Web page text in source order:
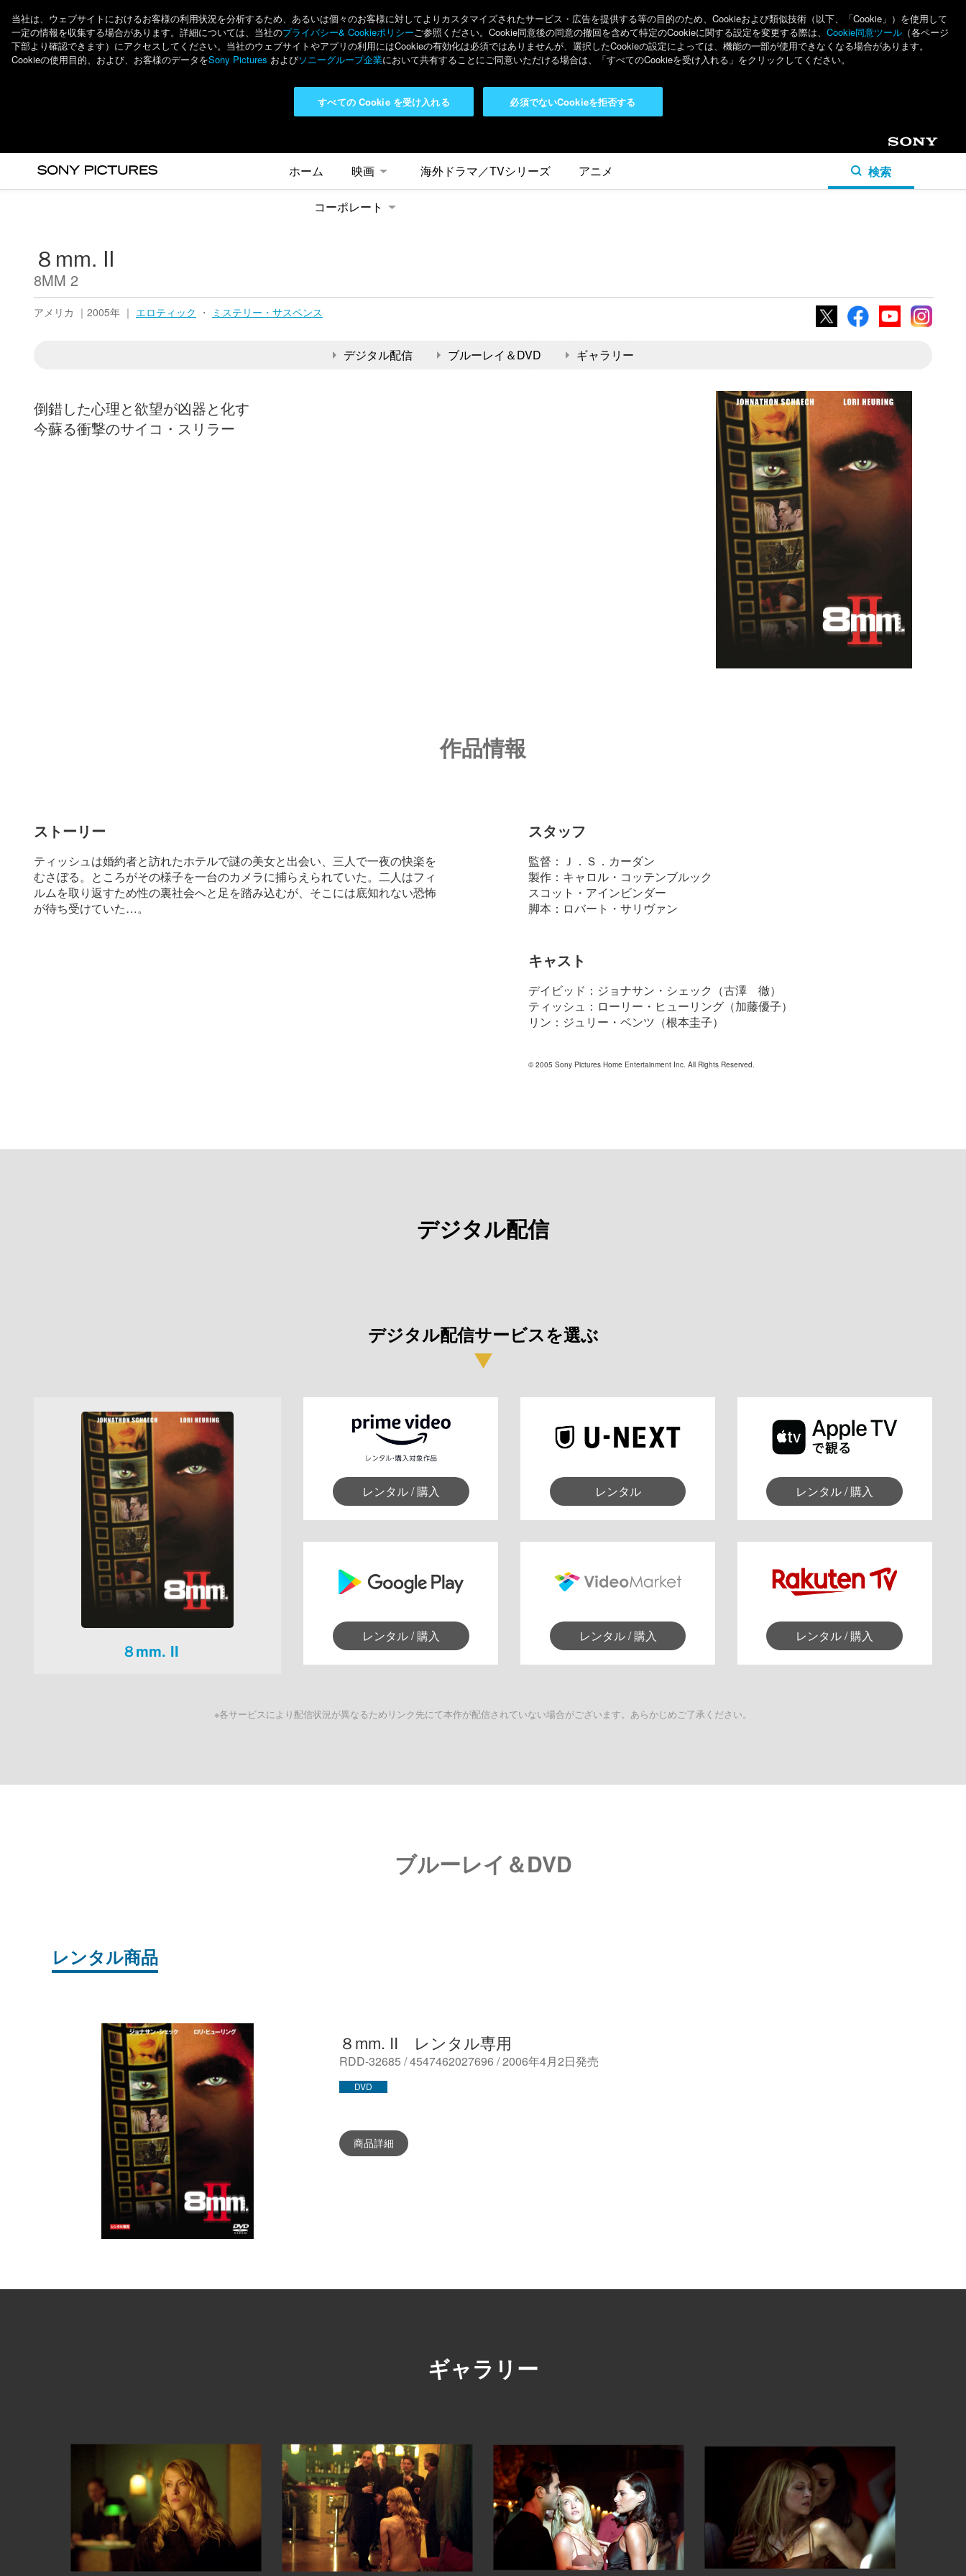
当社は、ウェブサイトにおけるお客様の利用状況を分析するため、あるいは個々のお客様に対してよりカスタマイズされたサービス・広告を提供する等の目的のため、Cookieおよび類似技術（以下、「Cookie」）を使用して
一定の情報を収集する場合があります。詳細については、当社のプライバシー& Cookieポリシーご参照ください。Cookie同意後の同意の撤回を含めて特定のCookieに関する設定を変更する際は、 Cookie同意ツール （各ページ
下部より確認できます）にアクセスしてください。当社のウェブサイトやアプリの利用にはCookieの有効化は必須ではありませんが、選択したCookieの設定によっては、機能の一部が使用できなくなる場合があります。
Cookieの使用目的、および、お客様のデータをSony Pictures およびソニーグループ企業において共有することにご同意いただける場合は、「すべてのCookieを受け入れる」をクリックしてください。
必須でないCookieを拒否する
すべての Cookie を受け入れる
Sony
ホーム
映画 海外ドラマ／TVシリーズ アニメ
コーポレート
検索
８mm. II
8MM 2
アメリカ ｜2005年 ｜ エロティック ・ ミステリー・サスペンス
X FacebookYouTubeInstagram
デジタル配信
ブルーレイ＆DVD ギャラリー
倒錯した心理と欲望が凶器と化す
今蘇る衝撃のサイコ・スリラー
作品情報
ストーリー
ティッシュは婚約者と訪れたホテルで謎の美女と出会い、三人で一夜の快楽を
むさぼる。ところがその様子を一台のカメラに捕らえられていた。二人はフィ
ルムを取り返すため性の裏社会へと足を踏み込むが、そこには底知れない恐怖
が待ち受けていた…。
スタッフ
監督：Ｊ．Ｓ．カーダン
製作：キャロル・コッテンブルック
スコット・アインビンダー
脚本：ロバート・サリヴァン
キャスト
デイビッド：ジョナサン・シェック（古澤 徹）
ティッシュ：ローリー・ヒューリング（加藤優子）
リン：ジュリー・ベンツ（根本圭子）
© 2005 Sony Pictures Home Entertainment Inc. All Rights Reserved.
デジタル配信
デジタル配信サービスを選ぶ
８mm. II
レンタル / 購入 レンタル レンタル / 購入
レンタル / 購入 レンタル / 購入 レンタル / 購入
※各サービスにより配信状況が異なるためリンク先にて本作が配信されていない場合がございます。あらかじめご了承ください。
ブルーレイ＆DVD
レンタル商品
８mm. II レンタル専用
RDD-32685 / 4547462027696 / 2006年4月2日発売
DVD
商品詳細
ギャラリー